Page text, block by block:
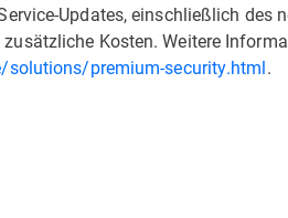
Updates, einschließlich des
Kosten. Weitere
solutions/premium-security.html.